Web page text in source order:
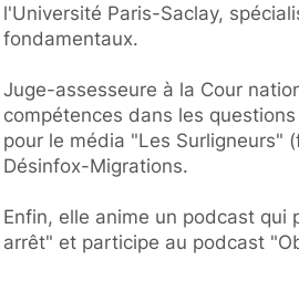
l'Université Paris-Saclay,
fondamentaux.
Juge-assesseure à la Cour
compétences dans les
pour le média "Les Surligneurs"
Désinfox-Migrations.
Enfin, elle anime un podcast
arrêt" et participe au podcast